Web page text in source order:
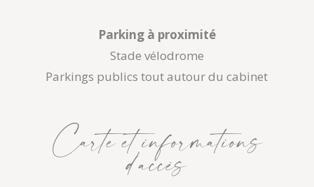
Parking à proximité
Stade vélodrome
Parkings publics tout autour du cabinet
Carte et informations
d’accès